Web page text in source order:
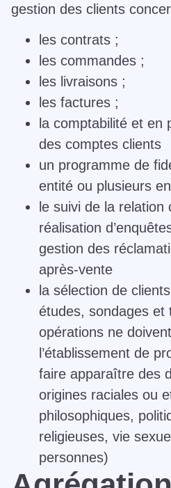
gestion des clients
les contrats ;
les commandes ;
les livraisons ;
les factures ;
la comptabilité et en
des comptes clients
un programme de
entité ou plusieurs
le suivi de la relation
réalisation
gestion des
après-vente
la sélection de
études, sondages et
opérations ne
l’établissement de
faire apparaître des
origines raciales ou
philosophiques,
religieuses, vie
personnes)